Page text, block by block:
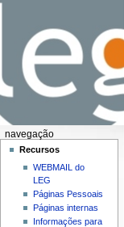
navegação
Recursos
WEBMAIL do
LEG
Páginas Pessoais
Páginas internas
Informações para